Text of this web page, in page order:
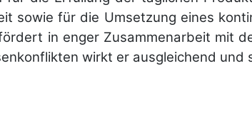
sowie für die Um­setzung eines
in enger Zu­sammen­arbeit mit
wirkt er aus­gleichend und